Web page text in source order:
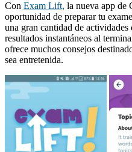
Con Exam Lift, la nueva app de
oportunidad de preparar tu
una gran cantidad de
resultados instantáneos al
ofrece muchos consejos
sea entretenida.